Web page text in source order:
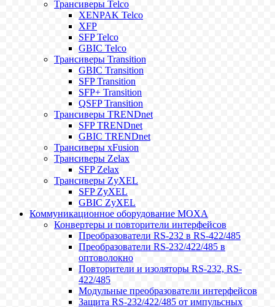
Трансиверы Telco
XENPAK Telco
XFP
SFP Telco
GBIC Telco
Трансиверы Transition
GBIC Transition
SFP Transition
SFP+ Transition
QSFP Transition
Трансиверы TRENDnet
SFP TRENDnet
GBIC TRENDnet
Трансиверы xFusion
Трансиверы Zelax
SFP Zelax
Трансиверы ZyXEL
SFP ZyXEL
GBIC ZyXEL
Коммуникационное оборудование MOXA
Конвертеры и повторители интерфейсов
Преобразователи RS-232 в RS-422/485
Преобразователи RS-232/422/485 в
оптоволокно
Повторители и изоляторы RS-232, RS-
422/485
Модульные преобразователи интерфейсов
Защита RS-232/422/485 от импульсных